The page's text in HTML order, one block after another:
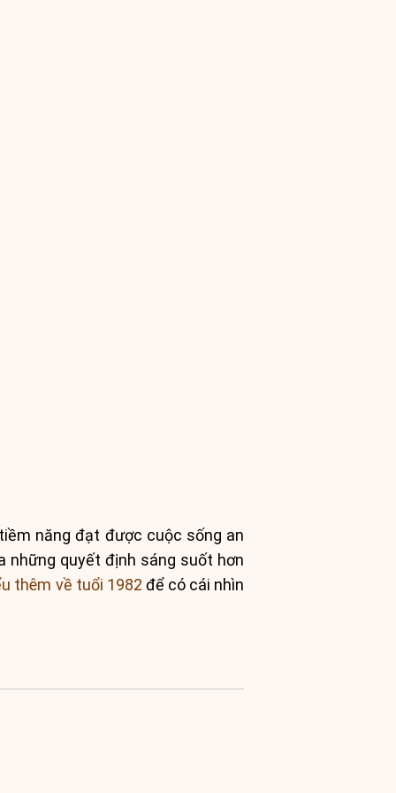
năng đạt được cuộc sống an
những quyết định sáng suốt hơn
thêm về tuổi 1982 để có cái nhìn